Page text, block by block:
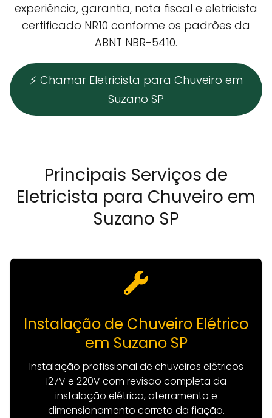
experiência, garantia, nota fiscal e eletricista
certificado NR10 conforme os padrões da
ABNT NBR-5410.
⚡ Chamar Eletricista para Chuveiro em
Suzano SP
Principais Serviços de
Eletricista para Chuveiro em
Suzano SP
Instalação de Chuveiro Elétrico
em Suzano SP
Instalação profissional de chuveiros elétricos
127V e 220V com revisão completa da
instalação elétrica, aterramento e
dimensionamento correto da fiação.